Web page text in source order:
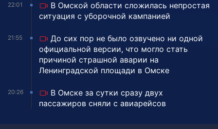
22:01
В Омской области сложилась непростая
ситуация с уборочной кампанией
21:55
До сих пор не было озвучено ни одной
официальной версии, что могло стать
причиной страшной аварии на
Ленинградской площади в Омске
20:26
В Омске за сутки сразу двух
пассажиров сняли с авиарейсов